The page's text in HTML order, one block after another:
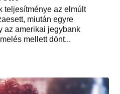
teljesítménye az elmúlt
miután egyre
az amerikai jegybank
mellett dönt...